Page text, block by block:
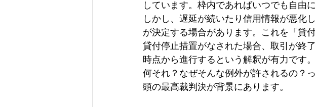
しています。枠内であればいつでも自由
しかし、遅延が続いたり信用情報が悪化
が決定する場合があります。これを「貸
貸付停止措置がなされた場合、取引が終
時点から進行するという解釈が有力です。
何それ？なぜそんな例外が許されるの？
頭の最高裁判決が背景にあります。